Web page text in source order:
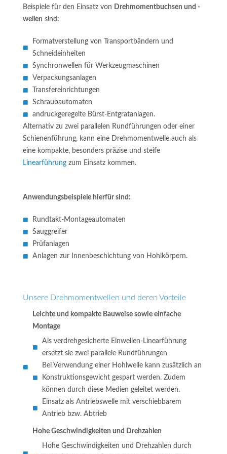
Beispiele für den Einsatz von Drehmomentbuchsen und -
wellen sind:
Formatverstellung von Transportbändern und
Schneideinheiten
Synchronwellen für Werkzeugmaschinen
Verpackungsanlagen
Transfereinrichtungen
Schraubautomaten
andruckgeregelte Bürst-Entgratanlagen.
Alternativ zu zwei parallelen Rundführungen oder einer
Schienenführung, kann eine Drehmomentwelle auch als
eine kompakte, besonders präzise und steife
Linearführung zum Einsatz kommen.
Anwendungsbeispiele hierfür sind:
Rundtakt-Montageautomaten
Sauggreifer
Prüfanlagen
Anlagen zur Innenbeschichtung von Hohlkörpern.
Unsere Drehmomentwellen und deren Vorteile
Leichte und kompakte Bauweise sowie einfache
Montage
Als verdrehgesicherte Einwellen-Linearführung
ersetzt sie zwei parallele Rundführungen
Bei Verwendung einer Hohlwelle kann zusätzlich an
Konstruktionsgewicht gespart werden. Zudem
können durch diese Medien geleitet werden.
Einsatz als Antriebswelle mit verschiebbarem
Antrieb bzw. Abtrieb
Hohe Geschwindigkeiten und Drehzahlen
Hohe Geschwindigkeiten und Drehzahlen durch